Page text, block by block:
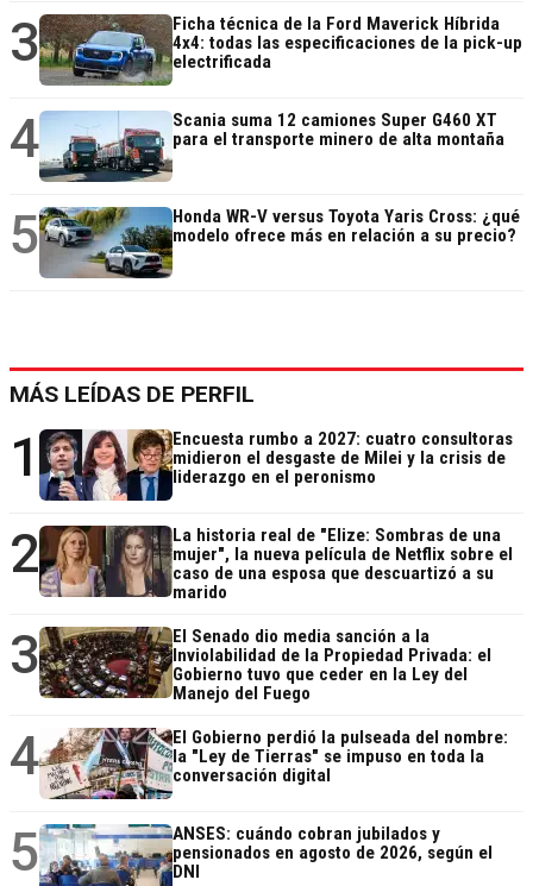
3
Ficha técnica de la Ford Maverick Híbrida
4x4: todas las especificaciones de la pick-up
electrificada
4
Scania suma 12 camiones Super G460 XT
para el transporte minero de alta montaña
5
Honda WR-V versus Toyota Yaris Cross: ¿qué
modelo ofrece más en relación a su precio?
MÁS LEÍDAS DE PERFIL
1
Encuesta rumbo a 2027: cuatro consultoras
midieron el desgaste de Milei y la crisis de
liderazgo en el peronismo
2
La historia real de "Elize: Sombras de una
mujer", la nueva película de Netflix sobre el
caso de una esposa que descuartizó a su
marido
3
El Senado dio media sanción a la
Inviolabilidad de la Propiedad Privada: el
Gobierno tuvo que ceder en la Ley del
Manejo del Fuego
4
El Gobierno perdió la pulseada del nombre:
la "Ley de Tierras" se impuso en toda la
conversación digital
5
ANSES: cuándo cobran jubilados y
pensionados en agosto de 2026, según el
DNI